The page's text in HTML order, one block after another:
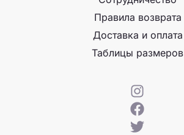
Правила возврата
Доставка и оплата
Таблицы размеров